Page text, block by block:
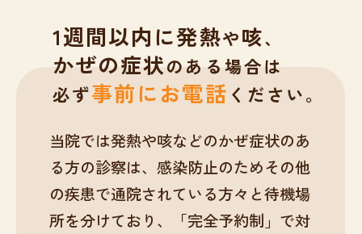
1週間以内に発熱や咳、
かぜの症状のある場合は
必ず事前にお電話 ください。
当院では発熱や咳などのかぜ症状のあ
る方の診察は、感染防止のためその他
の疾患で通院されている方々と待機場
所を分けており、「完全予約制」で対